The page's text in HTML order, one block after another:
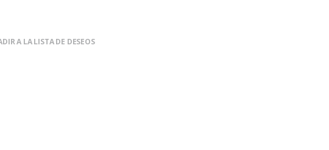
A LA LISTA DE DESEOS